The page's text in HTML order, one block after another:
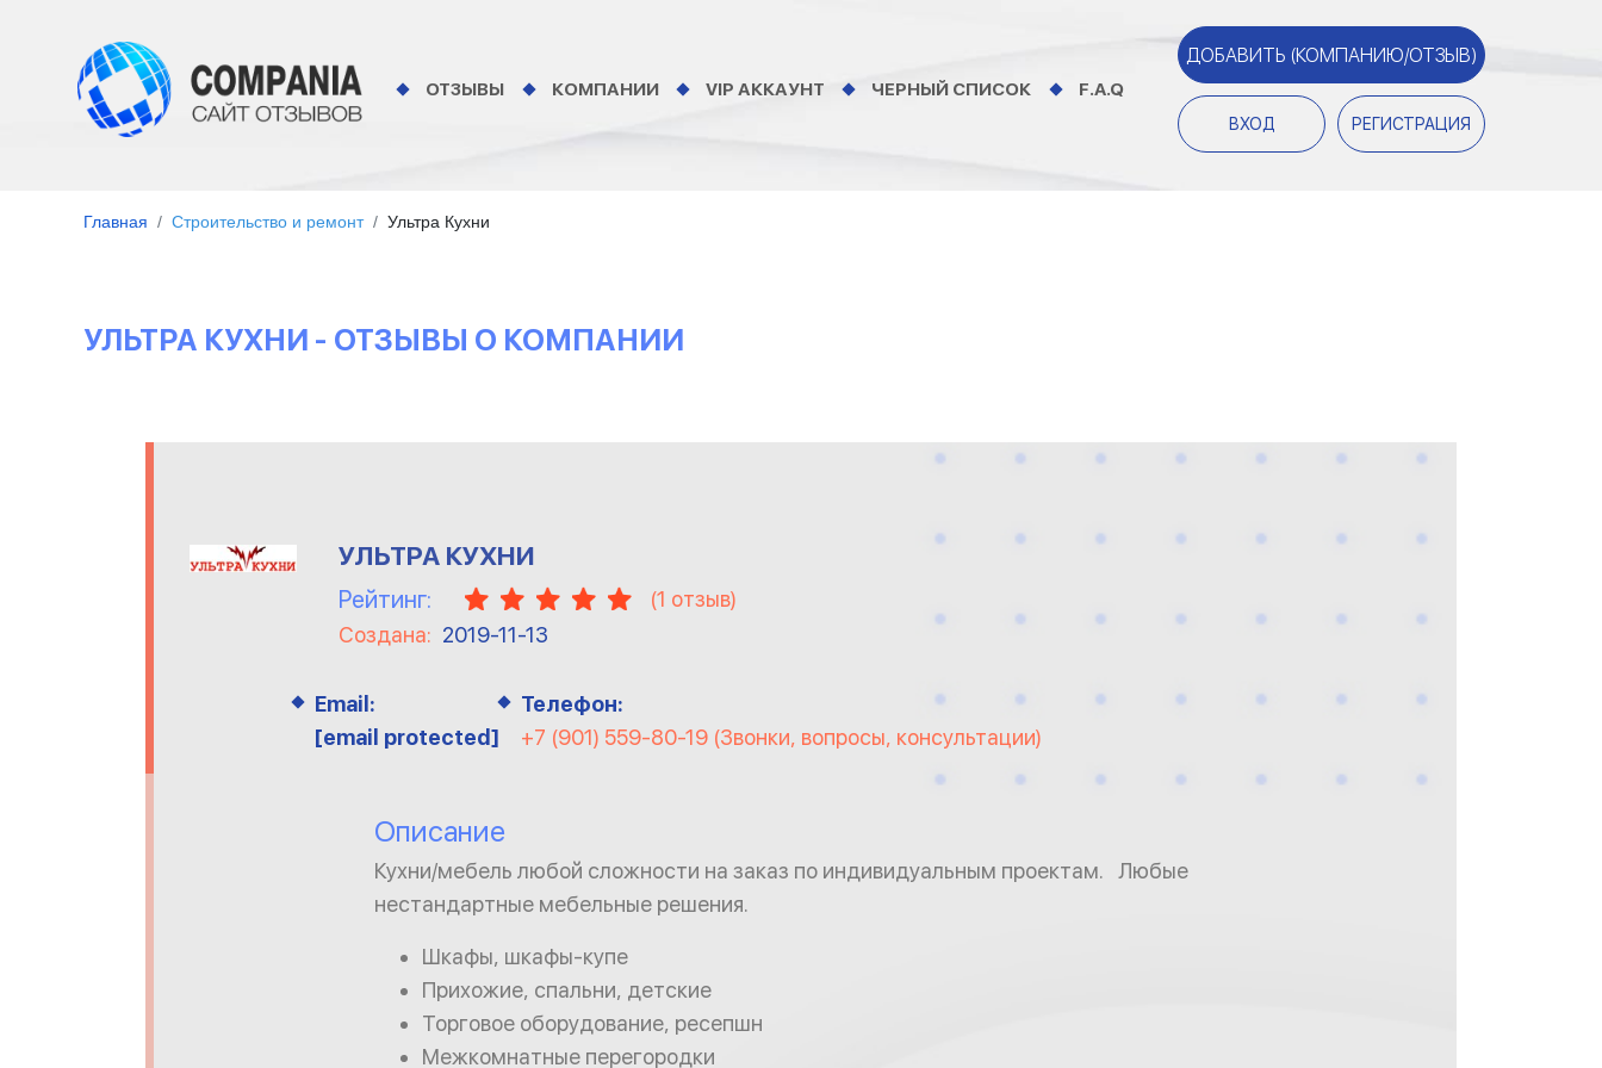
ОТЗЫВЫ КОМПАНИИ VIP АККАУНТ ЧЕРНЫЙ СПИСОК F.A.Q
ДОБАВИТЬ (КОМПАНИЮ/ОТЗЫВ)
ВХОД РЕГИСТРАЦИЯ
Главная Строительство и ремонт Ультра Кухни
УЛЬТРА КУХНИ - ОТЗЫВЫ О КОМПАНИИ
УЛЬТРА КУХНИ
Рейтинг: (1 отзыв)
Создана: 2019-11-13
Email:
[email protected]
Телефон:
+7 (901) 559-80-19 (Звонки, вопросы, консультации)
Описание
Кухни/мебель любой сложности на заказ по индивидуальным проектам. Любые
нестандартные мебельные решения.
Шкафы, шкафы-купе
Прихожие, спальни, детские
Торговое оборудование, ресепшн
Межкомнатные перегородки